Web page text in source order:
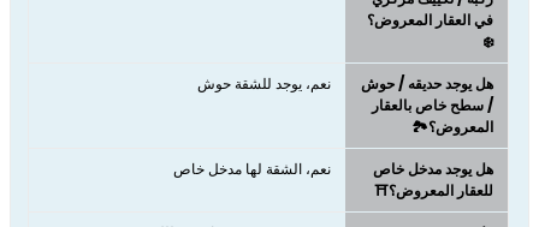
في العقار المعروض؟
❄️
هل يوجد حديقه / حوش
/ سطح خاص بالعقار
المعروض؟🏞️
نعم، يوجد للشقة حوش
هل يوجد مدخل خاص
للعقار المعروض؟⛩️
نعم، الشقة لها مدخل خاص